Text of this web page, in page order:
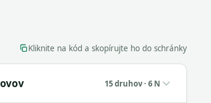
Kliknite na kód a skopírujte ho do schránky
15 druhov · 6 N